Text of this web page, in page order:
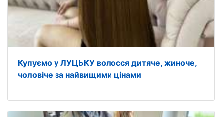
Купуємо у ЛУЦЬКУ волосся дитяче, жиноче,
чоловіче за найвищими цінами